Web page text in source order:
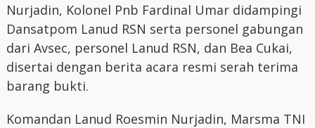
Nurjadin, Kolonel Pnb Fardinal Umar didampingi
Dansatpom Lanud RSN serta personel gabungan
dari Avsec, personel Lanud RSN, dan Bea Cukai,
disertai dengan berita acara resmi serah terima
barang bukti.
Komandan Lanud Roesmin Nurjadin, Marsma TNI